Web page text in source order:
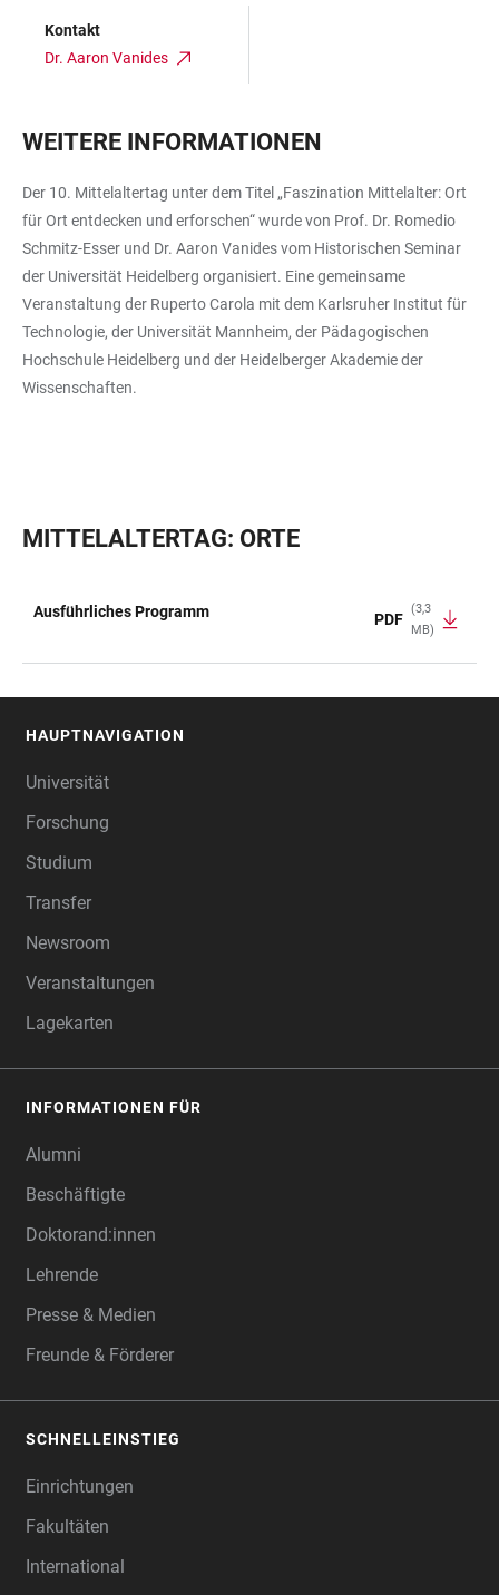
Kontakt
Dr. Aaron Vanides
WEITERE INFORMATIONEN
Der 10. Mittelaltertag unter dem Titel „Faszination Mittelalter: Ort
für Ort entdecken und erforschen“ wurde von Prof. Dr. Romedio
Schmitz-Esser und Dr. Aaron Vanides vom Historischen Seminar
der Universität Heidelberg organisiert. Eine gemeinsame
Veranstaltung der Ruperto Carola mit dem Karlsruher Institut für
Technologie, der Universität Mannheim, der Pädagogischen
Hochschule Heidelberg und der Heidelberger Akademie der
Wissenschaften.
MITTELALTERTAG: ORTE
Ausführliches Programm PDF
(3,3
MB)
HAUPTNAVIGATION
Universität
Forschung
Studium
Transfer
Newsroom
Veranstaltungen
Lagekarten
INFORMATIONEN FÜR
Alumni
Beschäftigte
Doktorand:innen
Lehrende
Presse & Medien
Freunde & Förderer
SCHNELLEINSTIEG
Einrichtungen
Fakultäten
International